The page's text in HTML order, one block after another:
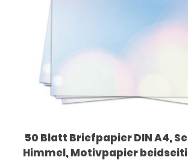
50 Blatt Briefpapier DIN A4,
Himmel, Motivpapier